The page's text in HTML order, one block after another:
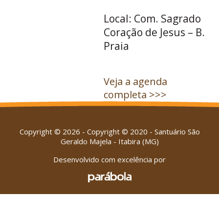
Local: Com. Sagrado
Coração de Jesus – B.
Praia
Veja a agenda
completa >>>
Copyright © 2026 - Copyright © 2020 - Santuário São
Geraldo Majela - Itabira (MG)
Desenvolvido com excelência por